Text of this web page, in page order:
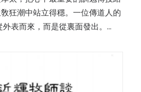
狂潮中站立得穩。一位傳道人的
表而來，而是從裏面發出。…